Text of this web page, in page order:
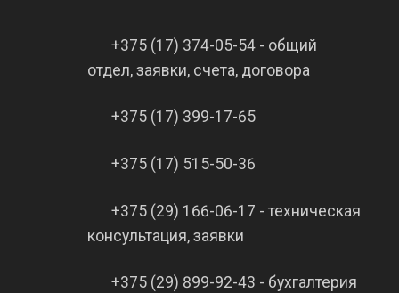
+375 (17) 374-05-54 - общий
отдел, заявки, счета, договора
+375 (17) 399-17-65
+375 (17) 515-50-36
+375 (29) 166-06-17 - техническая
консультация, заявки
+375 (29) 899-92-43 - бухгалтерия